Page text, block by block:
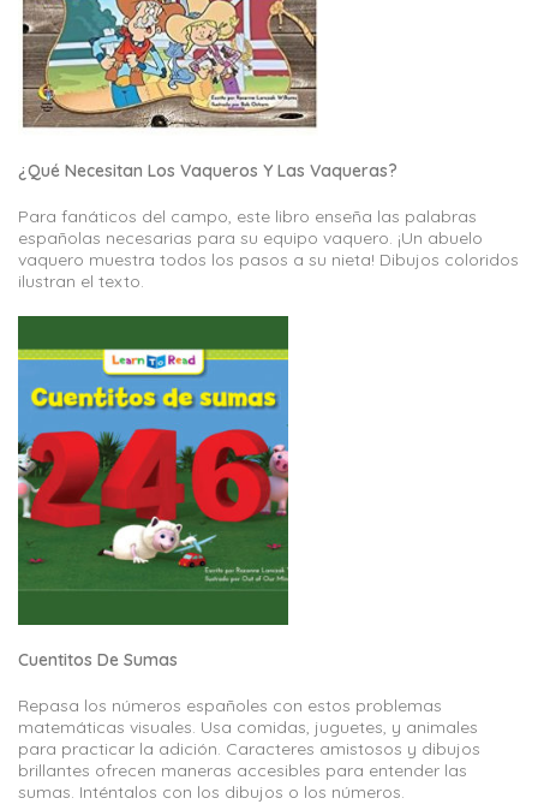
¿Qué Necesitan Los Vaqueros Y Las Vaqueras?
Para fanáticos del campo, este libro enseña las palabras
españolas necesarias para su equipo vaquero. ¡Un abuelo
vaquero muestra todos los pasos a su nieta! Dibujos coloridos
ilustran el texto.
Cuentitos De Sumas
Repasa los números españoles con estos problemas
matemáticas visuales. Usa comidas, juguetes, y animales
para practicar la adición. Caracteres amistosos y dibujos
brillantes ofrecen maneras accesibles para entender las
sumas. Inténtalos con los dibujos o los números.